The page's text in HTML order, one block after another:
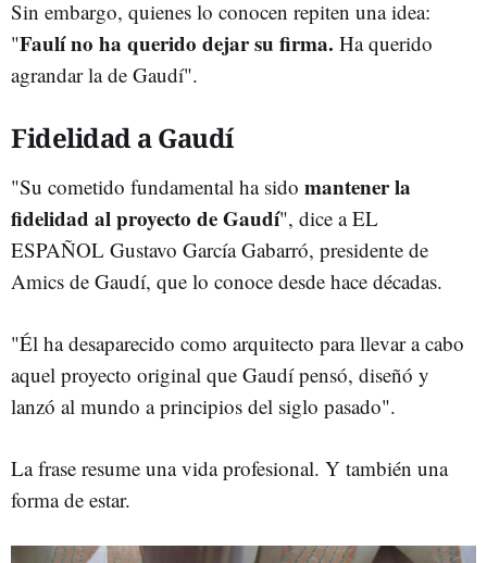
Sin embargo, quienes lo conocen repiten una idea:
"Faulí no ha querido dejar su firma. Ha querido
agrandar la de Gaudí".
Fidelidad a Gaudí
"Su cometido fundamental ha sido mantener la
fidelidad al proyecto de Gaudí", dice a EL
ESPAÑOL Gustavo García Gabarró, presidente de
Amics de Gaudí, que lo conoce desde hace décadas.
"Él ha desaparecido como arquitecto para llevar a cabo
aquel proyecto original que Gaudí pensó, diseñó y
lanzó al mundo a principios del siglo pasado".
La frase resume una vida profesional. Y también una
forma de estar.